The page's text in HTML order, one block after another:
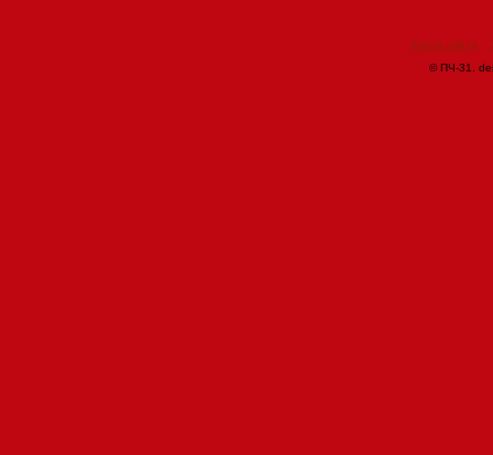
Карта сайта
© ПЧ-31.